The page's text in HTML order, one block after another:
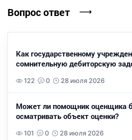
Вопрос ответ
Как государственному
сомнительную дебиторскую
122 0 28 июля 2026
Может ли помощник оценщика
осматривать объект оценки?
101 0 28 июля 2026